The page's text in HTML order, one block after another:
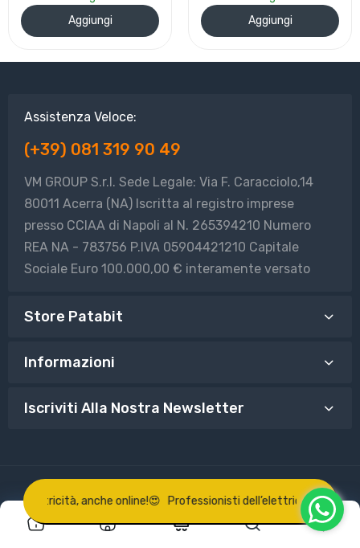
Aggiungi
Aggiungi
Assistenza Veloce:
(+39) 081 319 90 49
VM GROUP S.r.l. Sede Legale: Via F. Caracciolo,14
80011 Acerra (NA) Iscritta al registro imprese
presso CCIAA di Napoli al N. 265394210 Numero
REA NA - 783756 P.IVA 05904421210 Capitale
Sociale Euro 100.000,00 € interamente versato
Store Patabit
Informazioni
Iscriviti Alla Nostra Newsletter
© 2025 Patabit Powered by Shopify
0
anche online!😍 Professionisti dell’elettricità, anche